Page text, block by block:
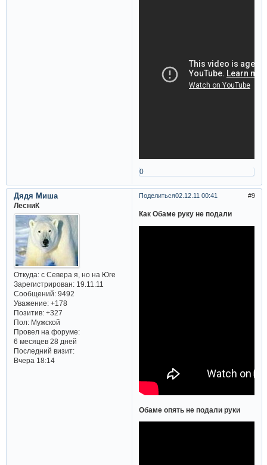
0
Поделиться 9
02.12.11 00:41
Дядя Миша
ЛесниК
Откуда:с Севера я, но на Юге
Зарегистрирован: 19.11.11
Сообщений:9492
Уважение: +178
Позитив: +327
Пол:Мужской
Провел на форуме:
6 месяцев 28 дней
Последний визит:
Вчера 18:14
Как Обаме руку не подали
Обаме опять не подали руки